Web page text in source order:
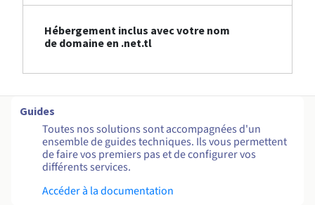
Hébergement inclus avec votre nom
de domaine en .net.tl
Guides
Toutes nos solutions sont accompagnées d'un
ensemble de guides techniques. Ils vous permettent
de faire vos premiers pas et de configurer vos
différents services.
Accéder à la documentation